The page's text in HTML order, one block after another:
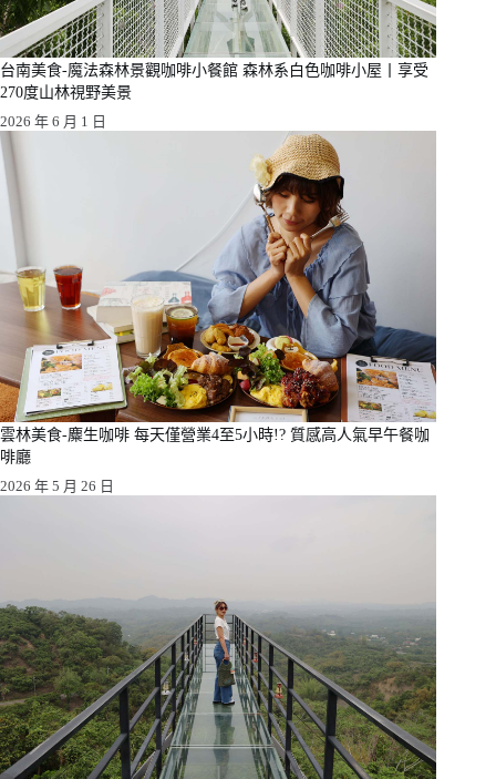
台南美食-魔法森林景觀咖啡小餐館 森林系白色咖啡小屋丨享受
270度山林視野美景
2026 年 6 月 1 日
雲林美食-麋生咖啡 每天僅營業4至5小時!? 質感高人氣早午餐咖
啡廳
2026 年 5 月 26 日